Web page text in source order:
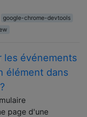
google-chrome-devtools
les événements
élément dans
page d'une